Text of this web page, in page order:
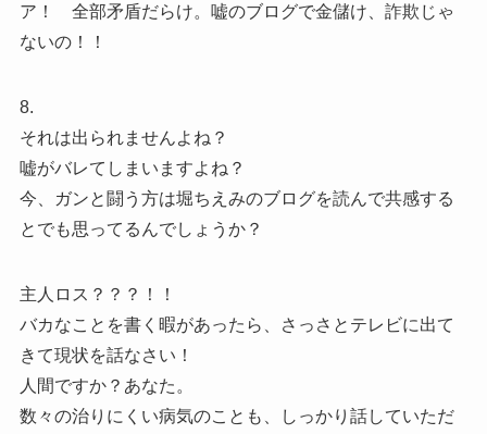
ア！ 全部矛盾だらけ。嘘のブログで金儲け、詐欺じゃ
ないの！！
8.
それは出られませんよね？
嘘がバレてしまいますよね？
今、ガンと闘う方は堀ちえみのブログを読んで共感する
とでも思ってるんでしょうか？
主人ロス？？？！！
バカなことを書く暇があったら、さっさとテレビに出て
きて現状を話なさい！
人間ですか？あなた。
数々の治りにくい病気のことも、しっかり話していただ